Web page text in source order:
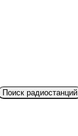
Поиск радиостанций